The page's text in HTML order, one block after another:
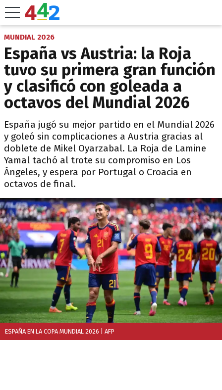
MUNDIAL 2026
España vs Austria: la Roja
tuvo su primera gran función
y clasificó con goleada a
octavos del Mundial 2026
España jugó su mejor partido en el Mundial 2026
y goleó sin complicaciones a Austria gracias al
doblete de Mikel Oyarzabal. La Roja de Lamine
Yamal tachó al trote su compromiso en Los
Ángeles, y espera por Portugal o Croacia en
octavos de final.
ESPAÑA EN LA COPA MUNDIAL 2026 | AFP